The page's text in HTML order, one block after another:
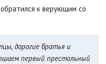
к верующим со
дорогие братья и
первый престольный